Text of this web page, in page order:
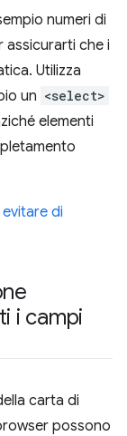
numeri di
che i
Utilizza
un <select>
elementi
di
i campi
carta di
possono